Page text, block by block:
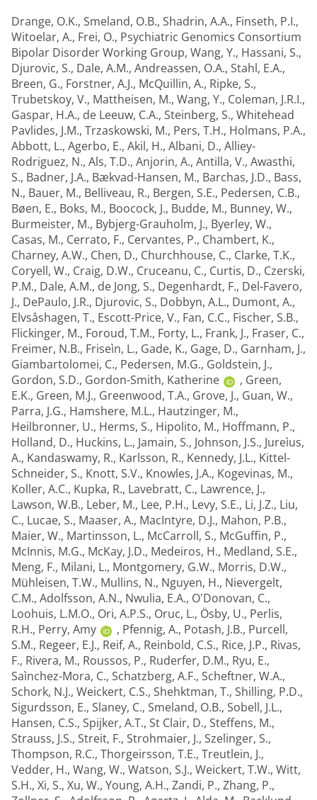
Drange, O.K., Smeland, O.B., Shadrin, A.A., Finseth, P.I.,
Witoelar, A., Frei, O., Psychiatric Genomics Consortium
Bipolar Disorder Working Group, Wang, Y., Hassani, S.,
Djurovic, S., Dale, A.M., Andreassen, O.A., Stahl, E.A.,
Breen, G., Forstner, A.J., McQuillin, A., Ripke, S.,
Trubetskoy, V., Mattheisen, M., Wang, Y., Coleman, J.R.I.,
Gaspar, H.A., de Leeuw, C.A., Steinberg, S., Whitehead
Pavlides, J.M., Trzaskowski, M., Pers, T.H., Holmans, P.A.,
Abbott, L., Agerbo, E., Akil, H., Albani, D., Alliey-
Rodriguez, N., Als, T.D., Anjorin, A., Antilla, V., Awasthi,
S., Badner, J.A., Bækvad-Hansen, M., Barchas, J.D., Bass,
N., Bauer, M., Belliveau, R., Bergen, S.E., Pedersen, C.B.,
Bøen, E., Boks, M., Boocock, J., Budde, M., Bunney, W.,
Burmeister, M., Bybjerg-Grauholm, J., Byerley, W.,
Casas, M., Cerrato, F., Cervantes, P., Chambert, K.,
Charney, A.W., Chen, D., Churchhouse, C., Clarke, T.K.,
Coryell, W., Craig, D.W., Cruceanu, C., Curtis, D., Czerski,
P.M., Dale, A.M., de Jong, S., Degenhardt, F., Del-Favero,
J., DePaulo, J.R., Djurovic, S., Dobbyn, A.L., Dumont, A.,
Elvsåshagen, T., Escott-Price, V., Fan, C.C., Fischer, S.B.,
Flickinger, M., Foroud, T.M., Forty, L., Frank, J., Fraser, C.,
Freimer, N.B., Friseìn, L., Gade, K., Gage, D., Garnham, J.,
Giambartolomei, C., Pedersen, M.G., Goldstein, J.,
Gordon, S.D., Gordon-Smith, Katherine , Green,
E.K., Green, M.J., Greenwood, T.A., Grove, J., Guan, W.,
Parra, J.G., Hamshere, M.L., Hautzinger, M.,
Heilbronner, U., Herms, S., Hipolito, M., Hoffmann, P.,
Holland, D., Huckins, L., Jamain, S., Johnson, J.S., Jureìus,
A., Kandaswamy, R., Karlsson, R., Kennedy, J.L., Kittel-
Schneider, S., Knott, S.V., Knowles, J.A., Kogevinas, M.,
Koller, A.C., Kupka, R., Lavebratt, C., Lawrence, J.,
Lawson, W.B., Leber, M., Lee, P.H., Levy, S.E., Li, J.Z., Liu,
C., Lucae, S., Maaser, A., MacIntyre, D.J., Mahon, P.B.,
Maier, W., Martinsson, L., McCarroll, S., McGuffin, P.,
McInnis, M.G., McKay, J.D., Medeiros, H., Medland, S.E.,
Meng, F., Milani, L., Montgomery, G.W., Morris, D.W.,
Mühleisen, T.W., Mullins, N., Nguyen, H., Nievergelt,
C.M., Adolfsson, A.N., Nwulia, E.A., O'Donovan, C.,
Loohuis, L.M.O., Ori, A.P.S., Oruc, L., Ösby, U., Perlis,
R.H., Perry, Amy , Pfennig, A., Potash, J.B., Purcell,
S.M., Regeer, E.J., Reif, A., Reinbold, C.S., Rice, J.P., Rivas,
F., Rivera, M., Roussos, P., Ruderfer, D.M., Ryu, E.,
Saìnchez-Mora, C., Schatzberg, A.F., Scheftner, W.A.,
Schork, N.J., Weickert, C.S., Shehktman, T., Shilling, P.D.,
Sigurdsson, E., Slaney, C., Smeland, O.B., Sobell, J.L.,
Hansen, C.S., Spijker, A.T., St Clair, D., Steffens, M.,
Strauss, J.S., Streit, F., Strohmaier, J., Szelinger, S.,
Thompson, R.C., Thorgeirsson, T.E., Treutlein, J.,
Vedder, H., Wang, W., Watson, S.J., Weickert, T.W., Witt,
S.H., Xi, S., Xu, W., Young, A.H., Zandi, P., Zhang, P.,